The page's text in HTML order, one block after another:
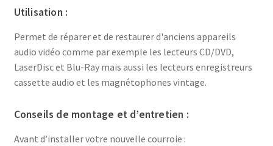
Utilisation :
Permet de réparer et de restaurer d'anciens appareils
audio vidéo comme par exemple les lecteurs CD/DVD,
LaserDisc et Blu-Ray mais aussi les lecteurs enregistreurs
cassette audio et les magnétophones vintage.
Conseils de montage et d’entretien :
Avant d’installer votre nouvelle courroie :